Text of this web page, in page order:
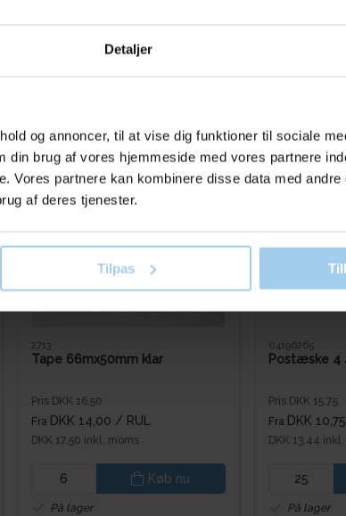
Detaljer
og annoncer, til at vise dig funktioner til sociale
din brug af vores hjemmeside med vores partnere
Vores partnere kan kombinere disse data med
af deres tjenester.
Tilpas
2713
Tape 66mx50mm klar
Pris DKK 16,50
Fra DKK 14,00 / RUL
DKK 17,50 inkl. moms
Køb nu
På lager
04196265
Postæske 4
Pris DKK 15,75
Fra DKK 10,75
DKK 13,44
På lager